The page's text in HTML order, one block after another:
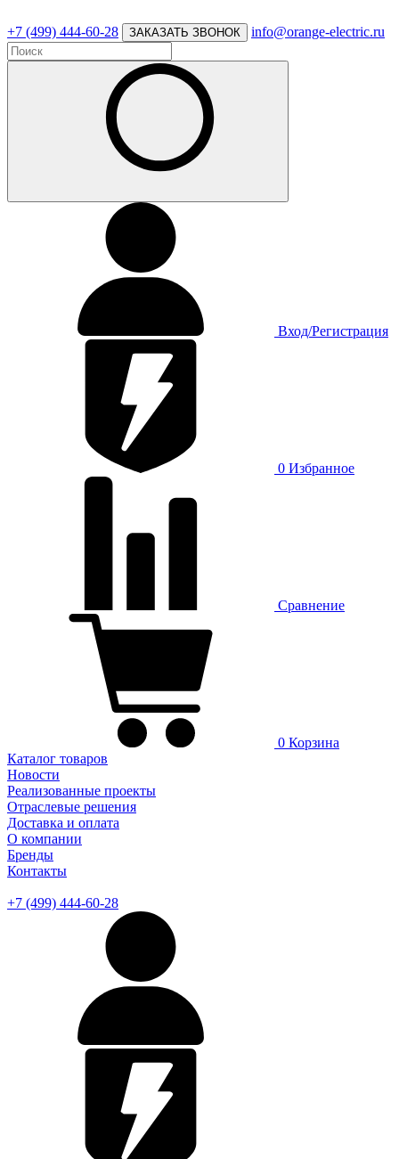
+7 (499) 444-60-28 ЗАКАЗАТЬ ЗВОНОК info@orange-electric.ru
Вход/Регистрация
0 Избранное
Сравнение
0 Корзина
Каталог товаров
Новости
Реализованные проекты
Отраслевые решения
Доставка и оплата
О компании
Бренды
Контакты
+7 (499) 444-60-28